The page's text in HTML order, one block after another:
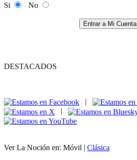
Si
No
Entrar a Mi Cuenta
DESTACADOS
|
|
Ver La Noción en: Móvil | Clásica